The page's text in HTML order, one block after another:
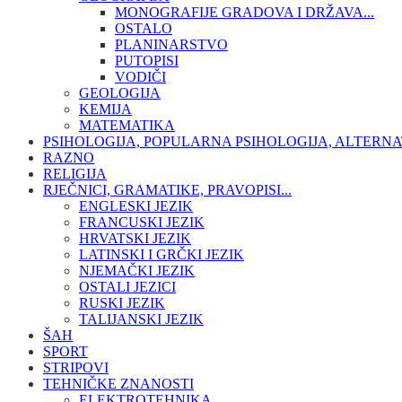
MONOGRAFIJE GRADOVA I DRŽAVA...
OSTALO
PLANINARSTVO
PUTOPISI
VODIČI
GEOLOGIJA
KEMIJA
MATEMATIKA
PSIHOLOGIJA, POPULARNA PSIHOLOGIJA,
RAZNO
RELIGIJA
RJEČNICI, GRAMATIKE, PRAVOPISI...
ENGLESKI JEZIK
FRANCUSKI JEZIK
HRVATSKI JEZIK
LATINSKI I GRČKI JEZIK
NJEMAČKI JEZIK
OSTALI JEZICI
RUSKI JEZIK
TALIJANSKI JEZIK
ŠAH
SPORT
STRIPOVI
TEHNIČKE ZNANOSTI